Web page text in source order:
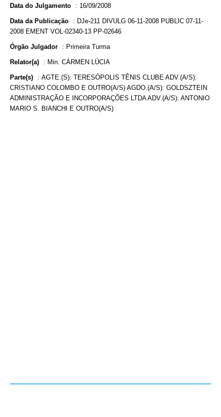
Data do Julgamento : 16/09/2008
Data da Publicação : DJe-211 DIVULG 06-11-2008 PUBLIC 07-11-
2008 EMENT VOL-02340-13 PP-02646
Órgão Julgador : Primeira Turma
Relator(a) : Min. CÁRMEN LÚCIA
Parte(s) : AGTE.(S): TERESÓPOLIS TÊNIS CLUBE ADV.(A/S):
CRISTIANO COLOMBO E OUTRO(A/S) AGDO.(A/S): GOLDSZTEIN
ADMINISTRAÇÃO E INCORPORAÇÕES LTDA ADV.(A/S): ANTONIO
MARIO S. BIANCHI E OUTRO(A/S)